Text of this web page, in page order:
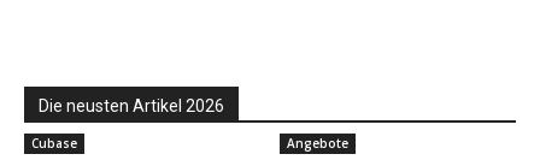
Die neusten Artikel 2026
Cubase Angebote